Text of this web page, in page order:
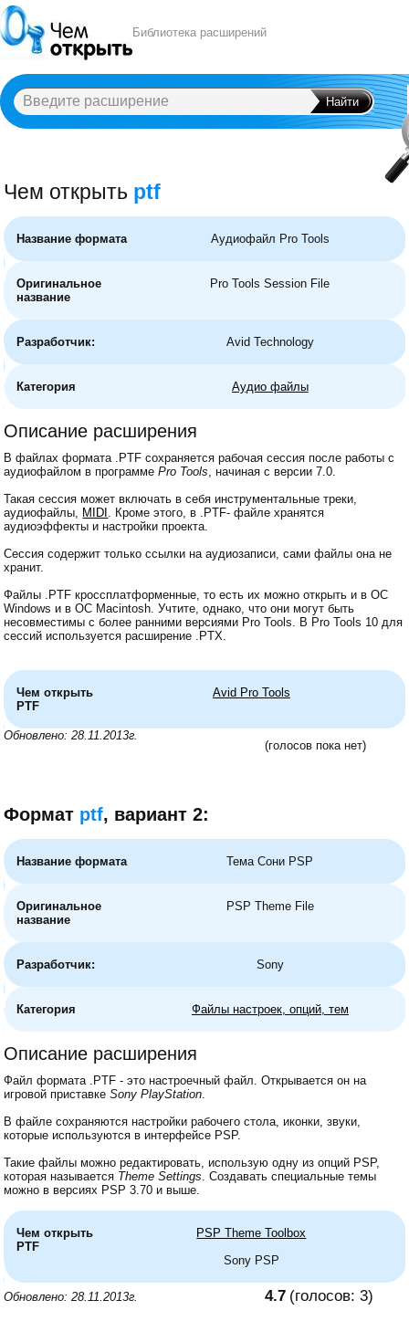
Библиотека расширений
A B C E G H X
Чем открыть ptf
Название формата Аудиофайл Pro Tools
Оригинальное
название
Pro Tools Session File
Разработчик: Avid Technology
Категория Аудио файлы
Описание расширения
В файлах формата .PTF сохраняется рабочая сессия после работы с
аудиофайлом в программеPro Tools, начиная с версии 7.0.
Такая сессия может включать в себя инструментальные треки,
аудиофайлы, MIDI . Кроме этого, в .PTF- файле хранятся
аудиоэффекты и настройки проекта.
Сессия содержит только ссылки на аудиозаписи, сами файлы она не
хранит.
Файлы .PTF кроссплатформенные, то есть их можно открыть и в ОС
Windows и в ОС Macintosh. Учтите, однако, что они могут быть
несовместимы с более ранними версиями Pro Tools. В Pro Tools 10 для
сессий используется расширение .PTX.
Чем открыть
PTF
Avid Pro Tools
Обновлено: 28.11.2013г.
(голосов пока нет)
Формат ptf, вариант 2:
Название формата Тема Сони PSP
Оригинальное
название
PSP Theme File
Разработчик: Sony
Категория Файлы настроек, опций, тем
Описание расширения
Файл формата .PTF - это настроечный файл. Открывается он на
игровой приставкеSony PlayStation.
В файле сохраняются настройки рабочего стола, иконки, звуки,
которые используются в интерфейсе PSP.
Такие файлы можно редактировать, использую одну из опций PSP,
которая называется Theme Settings. Создавать специальные темы
можно в версиях PSP 3.70 и выше.
Чем открыть
PTF
PSP Theme Toolbox
Sony PSP
Обновлено: 28.11.2013г. 4.7 (голосов:3)